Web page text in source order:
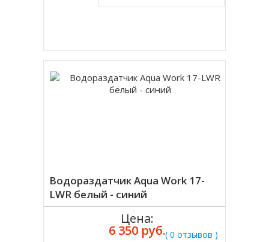
Водораздатчик Aqua Work 17-
LWR белый - синий
( 0 отзывов )
Цена:
6 350 руб.